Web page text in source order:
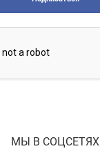
МЫ В СОЦСЕТЯХ